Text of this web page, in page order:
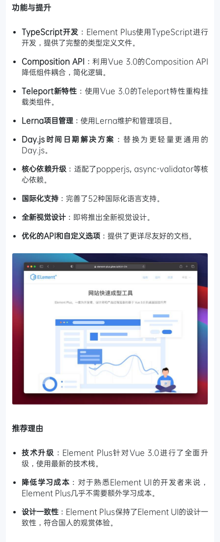
功能与提升
TypeScript开发 ：Element Plus使用TypeScript进行
开发，提供了完整的类型定义文件。
Composition API：利用Vue 3.0的Composition API
降低组件耦合，简化逻辑。
Teleport新特性 ：使用Vue 3.0的Teleport特性重构挂
载类组件。
Lerna项目管理 ：使用Lerna维护和管理项目。
Day.js时间日期解决方案 ：替换为更轻量更通用的
Day.js。
核心依赖升级 ：适配了popperjs, async-validator等核
心依赖。
国际化支持 ：完善了52种国际化语言支持。
全新视觉设计 ：即将推出全新视觉设计。
优化的API和自定义选项 ：提供了更详尽友好的文档。
推荐理由
技术升级 ：Element Plus针对Vue 3.0进行了全面升
级，使用最新的技术栈。
降低学习成本 ：对于熟悉Element UI的开发者来说，
Element Plus几乎不需要额外学习成本。
设计一致性 ：Element Plus保持了Element UI的设计一
致性，符合国人的观赏体验。